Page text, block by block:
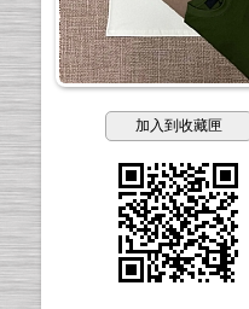
加入到收藏匣